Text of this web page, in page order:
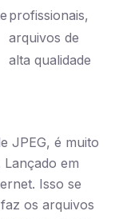
profissionais,
arquivos de
alta qualidade
JPEG, é muito
Lançado em
Isso se
os arquivos